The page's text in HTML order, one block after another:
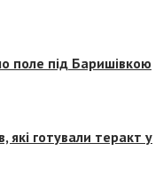
поле під Баришівкою
які готували теракт у